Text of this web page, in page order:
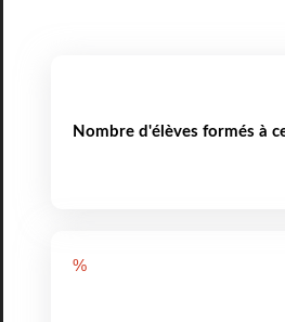
Nombre d'élèves formés à
%